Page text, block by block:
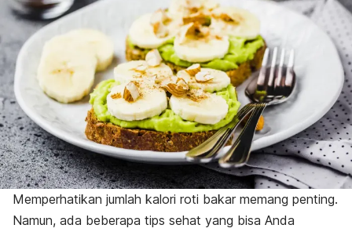
Memperhatikan jumlah kalori roti bakar memang penting.
Namun, ada beberapa tips sehat yang bisa Anda